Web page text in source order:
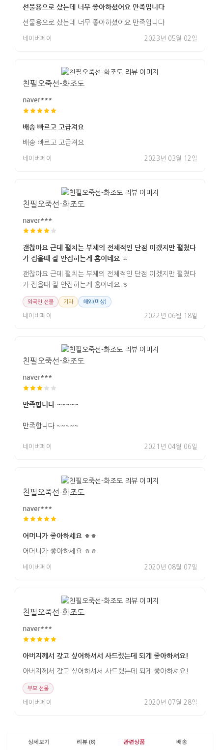
선물용으로 샀는데 너무 좋아하셨어요 만족입니다
선물용으로 샀는데 너무 좋아하셨어요 만족입니다
네이버페이 2023년 05월 02일
친필오죽선-화조도
naver***
배송 빠르고 고급져요
배송 빠르고 고급져요
네이버페이 2023년 03월 12일
친필오죽선-화조도
naver***
괜찮아요 근데 펼치는 부체의 전체적인 단점 이겠지만 펼쳤다
가 접을때 잘 안접히는게 흠이네요 ㅎ
괜찮아요 근데 펼치는 부체의 전체적인 단점 이겠지만 펼쳤다
가 접을때 잘 안접히는게 흠이네요 ㅎ
외국인 선물 기타 해외(미상)
네이버페이 2022년 06월 18일
친필오죽선-화조도
naver***
만족합니다 ~~~~~
만족합니다 ~~~~~
네이버페이 2021년 04월 06일
친필오죽선-화조도
naver***
어머니가 좋아하세요 ㅎㅎ
어머니가 좋아하세요 ㅎㅎ
네이버페이 2020년 08월 07일
친필오죽선-화조도
naver***
아버지께서 갖고 싶어하셔서 사드렸는데 되게 좋아하셔요!
아버지께서 갖고 싶어하셔서 사드렸는데 되게 좋아하셔요!
부모 선물
네이버페이 2020년 07월 28일
상세보기 리뷰 (8) 관련상품 배송